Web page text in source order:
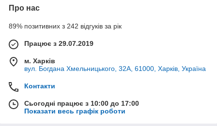
Про нас
89% позитивних з 242 відгуків за рік
Працює з 29.07.2019
м. Харків
вул. Богдана Хмельницького, 32А, 61000, Харків, Україна
Контакти
Сьогодні працює з 10:00 до 17:00
Показати весь графік роботи